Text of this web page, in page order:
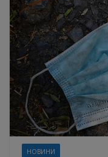
НОВИНИ